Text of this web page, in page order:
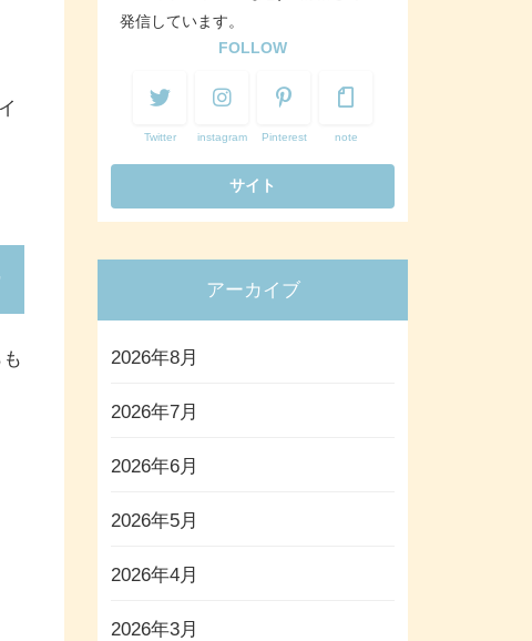
発信しています。
FOLLOW
Twitter instagram Pinterest note
アーカイブ
2026年8月
2026年7月
2026年6月
2026年5月
2026年4月
2026年3月